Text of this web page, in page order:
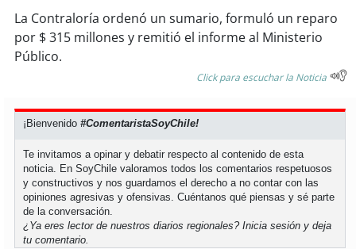
La Contraloría ordenó un sumario, formuló un reparo
por $ 315 millones y remitió el informe al Ministerio
Público.
Click para escuchar la Noticia
¡Bienvenido#ComentaristaSoyChile!
Te invitamos a opinar y debatir respecto al contenido de esta
noticia. En SoyChile valoramos todos los comentarios respetuosos
y constructivos y nos guardamos el derecho a no contar con las
opiniones agresivas y ofensivas. Cuéntanos qué piensas y sé parte
de la conversación.
¿Ya eres lector de nuestros diarios regionales?Inicia sesión y deja
tu comentario.